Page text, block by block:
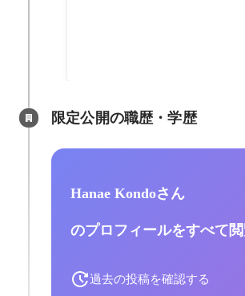
限定公開の職歴・学歴
Hanae Kondoさん
のプロフィールをすべて
過去の投稿を確認する